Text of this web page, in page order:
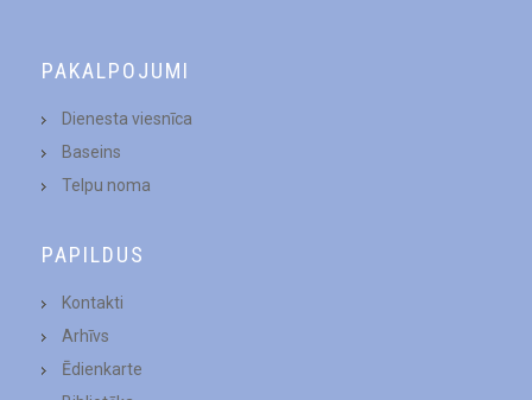
PAKALPOJUMI
Dienesta viesnīca
Baseins
Telpu noma
PAPILDUS
Kontakti
Arhīvs
Ēdienkarte